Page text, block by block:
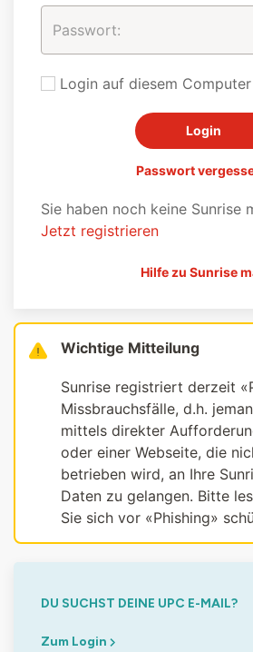
Login auf diesem
Passwort
Sie haben noch keine Sunrise
Jetzt registrieren
Hilfe zu Sunrise
Wichtige Mitteilung
Sunrise registriert derzeit
Missbrauchsfälle, d.h.
mittels direkter
oder einer Webseite, die
betrieben wird, an Ihre
Daten zu gelangen. Bitte
Sie sich vor «Phishing»
DU SUCHST DEINE UPC E-MAIL?
Zum Login